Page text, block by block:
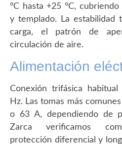
°C hasta +25 °C,
y templado. La estabilidad
carga, el patrón de
circulación de aire.
Alimentación
Conexión trifásica
Hz. Las tomas más
o 63 A, dependiendo de
Zarca verificamos
protección diferencial y